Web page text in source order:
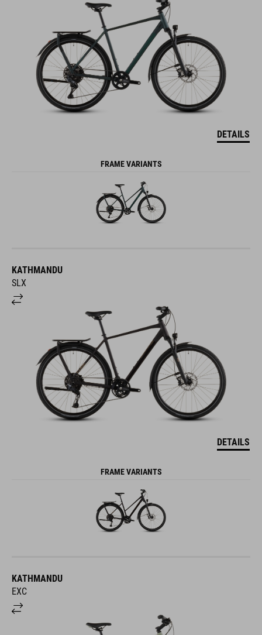
DETAILS
FRAME VARIANTS
KATHMANDU
SLX
DETAILS
FRAME VARIANTS
KATHMANDU
EXC